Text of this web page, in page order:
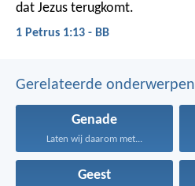
dat Jezus terugkomt.
1 Petrus 1:13 - BB
Gerelateerde onderwerpen
Genade
Laten wij daarom met...
Geest